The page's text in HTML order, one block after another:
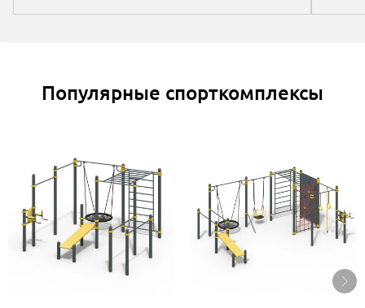
Популярные спорткомплексы